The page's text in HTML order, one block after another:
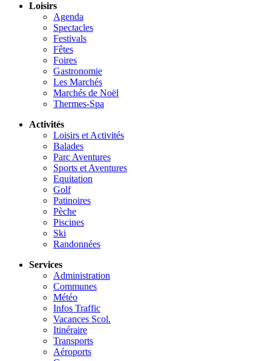
Loisirs
Agenda
Spectacles
Festivals
Fêtes
Foires
Gastronomie
Les Marchés
Marchés de Noël
Thermes-Spa
Activités
Loisirs et Activités
Balades
Parc Aventures
Sports et Aventures
Equitation
Golf
Patinoires
Pèche
Piscines
Ski
Randonnées
Services
Administration
Communes
Météo
Infos Traffic
Vacances Scol.
Itinéraire
Transports
Aéroports